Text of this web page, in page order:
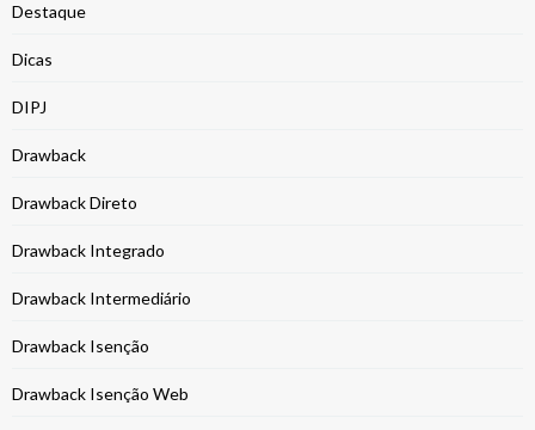
Destaque
Dicas
DIPJ
Drawback
Drawback Direto
Drawback Integrado
Drawback Intermediário
Drawback Isenção
Drawback Isenção Web